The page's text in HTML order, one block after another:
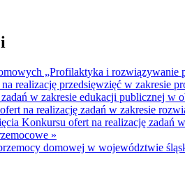
„Profilaktyka i rozwiązywanie
realizację przedsięwzięć w
w zakresie edukacji publicznej w
na realizację zadań w zakresie
Konkursu ofert na realizację
»
domowej w województwie